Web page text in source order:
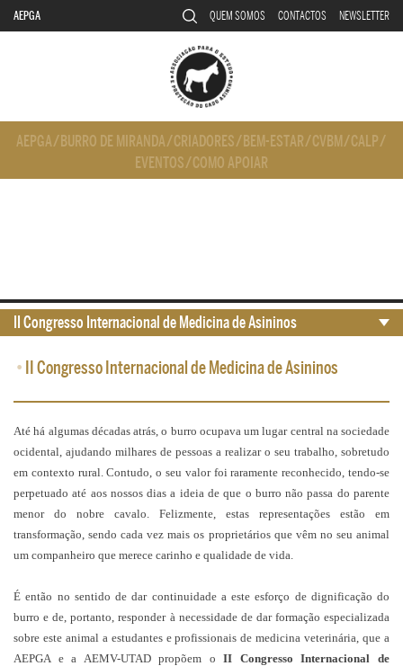
AEPGA QUEM SOMOS CONTACTOS NEWSLETTER
AEPGA/ BURRO DE MIRANDA/CRIADORES/ BEM-ESTAR/CVBM/CALP/
EVENTOS/COMO APOIAR
• II Congresso Internacional de Medicina de Asininos
Até há algumas décadas atrás, o burro ocupava um lugar central na sociedade
ocidental, ajudando milhares de pessoas a realizar o seu trabalho, sobretudo
em contexto rural. Contudo, o seu valor foi raramente reconhecido, tendo-se
perpetuado até aos nossos dias a ideia de que o burro não passa do parente
menor do nobre cavalo. Felizmente, estas representações estão em
transformação, sendo cada vez mais os proprietários que vêm no seu animal
um companheiro que merece carinho e qualidade de vida.
É então no sentido de dar continuidade a este esforço de dignificação do
burro e de, portanto, responder à necessidade de dar formação especializada
sobre este animal a estudantes e profissionais de medicina veterinária, que a
AEPGA e a AEMV-UTAD propõem oII Congresso Internacional de
II Congresso Internacional de Medicina de Asininos